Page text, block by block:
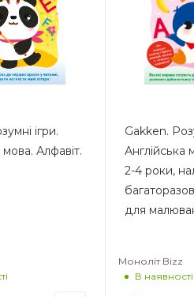
ігри.
мова. Алфавіт.
Gakken.
Англійська
2-4 роки,
для
Моноліт Bizz
В наявності